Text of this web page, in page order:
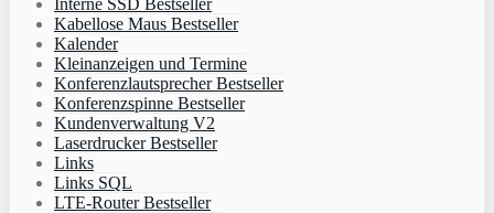
Interne SSD Bestseller
Kabellose Maus Bestseller
Kalender
Kleinanzeigen und Termine
Konferenzlautsprecher Bestseller
Konferenzspinne Bestseller
Kundenverwaltung V2
Laserdrucker Bestseller
Links
Links SQL
LTE-Router Bestseller